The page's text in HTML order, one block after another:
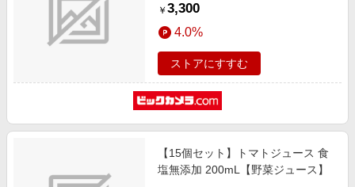
￥ 3,300
4.0%
ストアにすすむ
【15個セット】トマトジュース 食
塩無添加 200mL【野菜ジュース】